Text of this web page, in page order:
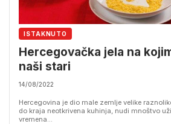
ISTAKNUTO
Hercegovačka jela na
naši stari
14/08/2022
Hercegovina je dio male zemlje velike
do kraja neotkrivena kuhinja, nudi mnoštvo
vremena...